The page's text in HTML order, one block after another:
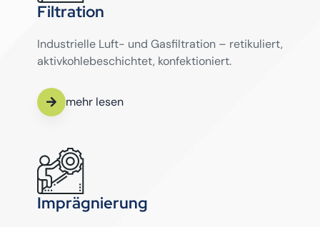
Filtration
Industrielle Luft- und Gasfiltration – retikuliert,
aktivkohlebeschichtet, konfektioniert.
mehr lesen
Imprägnierung